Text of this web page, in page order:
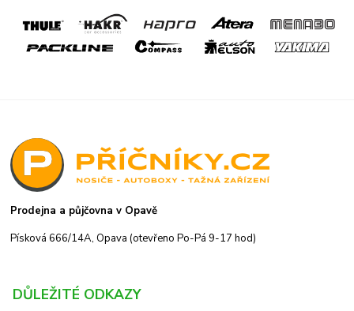
Prodejna a půjčovna v Opavě
Písková 666/14A, Opava (otevřeno Po-Pá 9-17 hod)
DŮLEŽITÉ ODKAZY